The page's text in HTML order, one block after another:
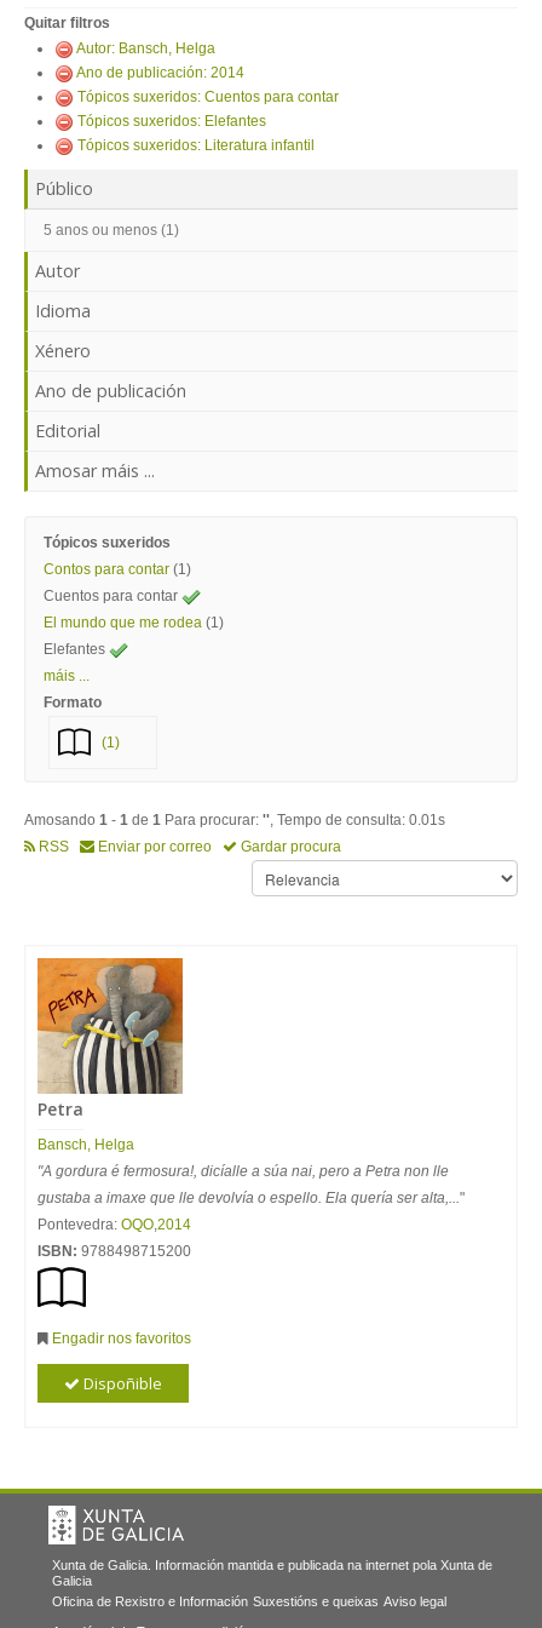
Quitar filtros
Autor: Bansch, Helga
Ano de publicación: 2014
Tópicos suxeridos: Cuentos para contar
Tópicos suxeridos: Elefantes
Tópicos suxeridos: Literatura infantil
Público
5 anos ou menos (1)
Autor
Idioma
Xénero
Ano de publicación
Editorial
Amosar máis ...
Tópicos suxeridos
Contos para contar (1)
Cuentos para contar
El mundo que me rodea (1)
Elefantes
máis ...
Formato
(1)
Amosando 1 - 1 de 1 Para procurar: '', Tempo de consulta: 0.01s
RSS
Enviar por correo Gardar procura
Petra
Bansch, Helga
"A gordura é fermosura!, dicíalle a súa nai, pero a Petra non lle
gustaba a imaxe que lle devolvía o espello. Ela quería ser alta,..."
Pontevedra: OQO,2014
ISBN: 9788498715200
Engadir nos favoritos
Dispoñible
Xunta de Galicia. Información mantida e publicada na internet pola Xunta de
Galicia
Oficina de Rexistro e Información Suxestións e queixas Aviso legal